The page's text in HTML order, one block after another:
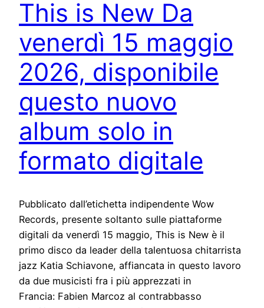
This is New Da
venerdì 15 maggio
2026, disponibile
questo nuovo
album solo in
formato digitale
Pubblicato dall’etichetta indipendente Wow
Records, presente soltanto sulle piattaforme
digitali da venerdì 15 maggio, This is New è il
primo disco da leader della talentuosa chitarrista
jazz Katia Schiavone, affiancata in questo lavoro
da due musicisti fra i più apprezzati in
Francia: Fabien Marcoz al contrabbasso